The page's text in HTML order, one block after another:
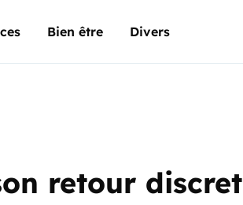
Bien être Divers
retour discret